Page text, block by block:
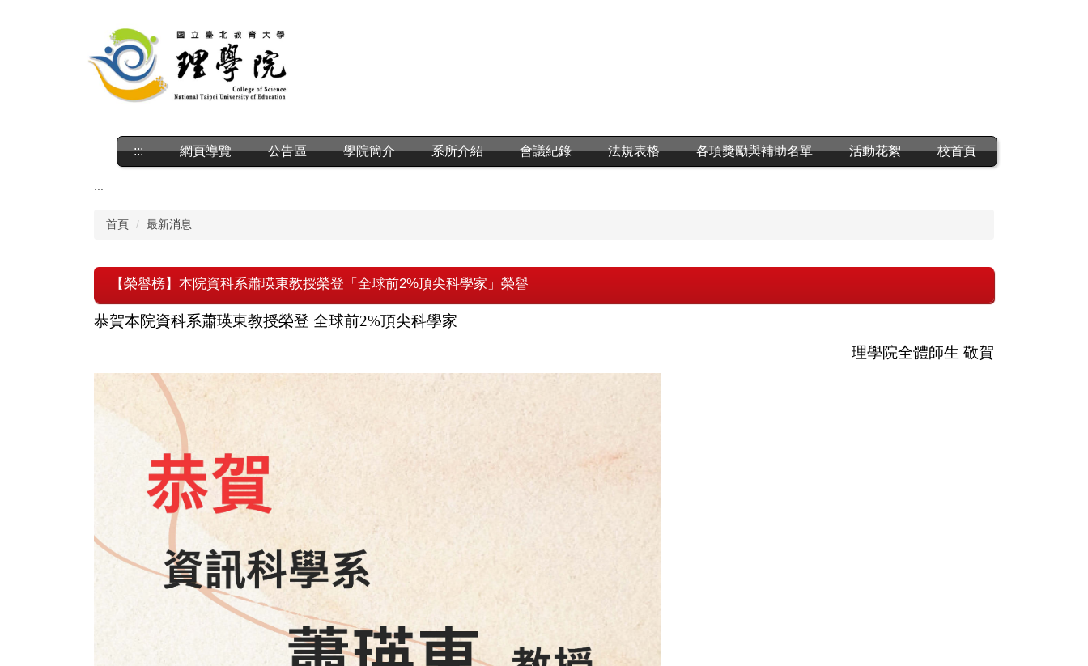
::: 網頁導覽 公告區 學院簡介 系所介紹 會議紀錄 法規表格 各項獎勵與補助名單 活動花絮 校首頁
:::
首頁 最新消息
【榮譽榜】本院資科系蕭瑛東教授榮登「全球前2%頂尖科學家」榮譽
恭賀本院資科系蕭瑛東教授榮登 全球前2%頂尖科學家
理學院全體師生 敬賀